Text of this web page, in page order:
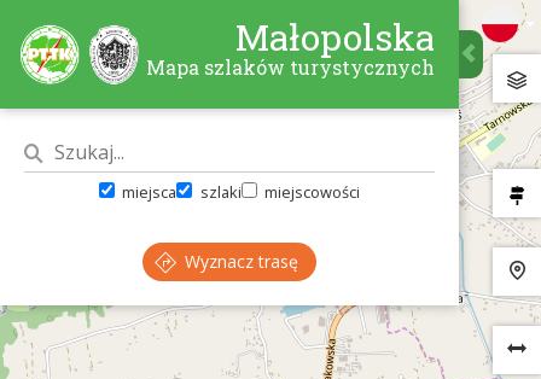
Małopolska
Mapa szlaków turystycznych
miejsca szlaki miejscowości
Wyznacz trasę